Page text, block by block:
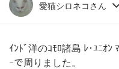
愛猫シロネコさん
ｲﾝﾄﾞ洋のｺﾓﾛ諸島 ﾚ･ﾕﾆｵﾝ
ｰで周りました。